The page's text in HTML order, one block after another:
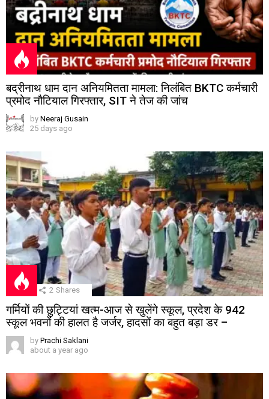
बद्रीनाथ धाम दान अनियमितता मामला: निलंबित BKTC कर्मचारी
प्रमोद नौटियाल गिरफ्तार, SIT ने तेज की जांच
by Neeraj Gusain
25 days ago
2 Shares
गर्मियों की छुट्टियां खत्म-आज से खुलेंगे स्कूल, प्रदेश के 942
स्कूल भवनों की हालत है जर्जर, हादसों का बहुत बड़ा डर –
by Prachi Saklani
about a year ago